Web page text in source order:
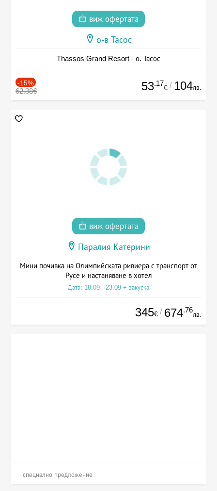
виж офертата
о-в Тасос
Thassos Grand Resort - о. Тасос
-15%
62.38€ 53.17
€ / 104лв.
виж офертата
Паралия Катерини
Мини почивка на Олимпийската ривиера с транспорт от
Русе и настаняване в хотел
Дата: 18.09 - 23.09 + закуска
345€ / 674.76
лв.
специално предложение